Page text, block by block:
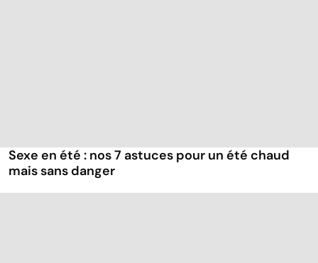
Sexe en été : nos 7 astuces pour un été chaud
mais sans danger